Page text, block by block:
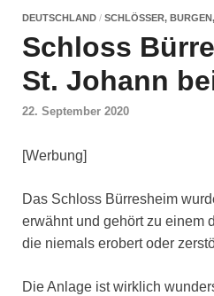
DEUTSCHLAND / SCHLÖSSER,
Schloss
St. Johann
22. September 2020
[Werbung]
Das Schloss Bürresheim
erwähnt und gehört zu einem
die niemals erobert oder
Die Anlage ist wirklich